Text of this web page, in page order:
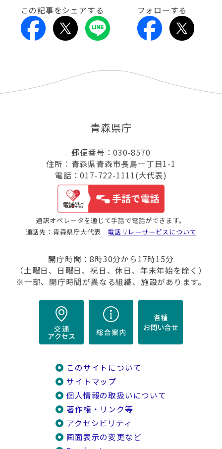
この記事をシェアする フォローする
青森県庁
郵便番号：030-8570
住所：青森県青森市長島一丁目1-1
電話：017-722-1111(大代表)
通訳オペレータを通じて手話で電話ができます。
通話先：青森県庁大代表 電話リレーサービスについて
開庁時間：8時30分から17時15分
（土曜日、日曜日、祝日、休日、年末年始を除く）
※一部、開庁時間が異なる組織、施設があります。
このサイトについて
サイトマップ
個人情報の取扱いについて
著作権・リンク等
アクセシビリティ
画面表示の変更など